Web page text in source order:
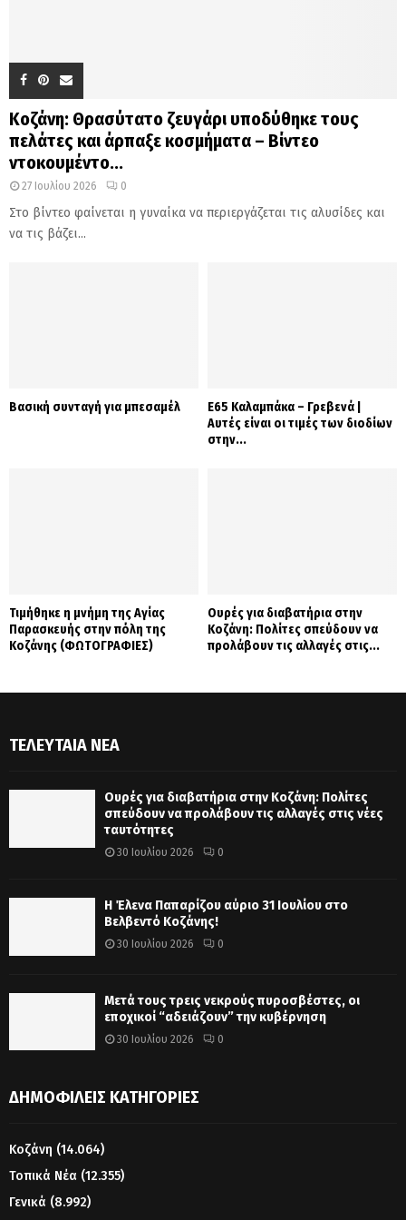
Κοζάνη: Θρασύτατο ζευγάρι υποδύθηκε τους
πελάτες και άρπαξε κοσμήματα – Βίντεο
ντοκουμέντο...
27 Ιουλίου 2026 0
Στο βίντεο φαίνεται η γυναίκα να περιεργάζεται τις αλυσίδες και
να τις βάζει...
Βασική συνταγή για μπεσαμέλ
Ε65 Καλαμπάκα – Γρεβενά |
Αυτές είναι οι τιμές των διοδίων
στην...
Τιμήθηκε η μνήμη της Αγίας
Παρασκευής στην πόλη της
Κοζάνης (ΦΩΤΟΓΡΑΦΙΕΣ)
Ουρές για διαβατήρια στην
Κοζάνη: Πολίτες σπεύδουν να
προλάβουν τις αλλαγές στις...
ΤΕΛΕΥΤΑΊΑ ΝΈΑ
Ουρές για διαβατήρια στην Κοζάνη: Πολίτες
σπεύδουν να προλάβουν τις αλλαγές στις νέες
ταυτότητες
30 Ιουλίου 2026 0
Η Έλενα Παπαρίζου αύριο 31 Ιουλίου στο
Βελβεντό Κοζάνης!
30 Ιουλίου 2026 0
Μετά τους τρεις νεκρούς πυροσβέστες, οι
εποχικοί “αδειάζουν” την κυβέρνηση
30 Ιουλίου 2026 0
ΔΗΜΟΦΙΛΕΊΣ ΚΑΤΗΓΟΡΊΕΣ
Κοζάνη (14.064)
Τοπικά Νέα (12.355)
Γενικά (8.992)